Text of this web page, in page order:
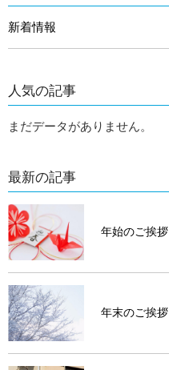
新着情報
人気の記事
まだデータがありません。
最新の記事
年始のご挨拶
年末のご挨拶